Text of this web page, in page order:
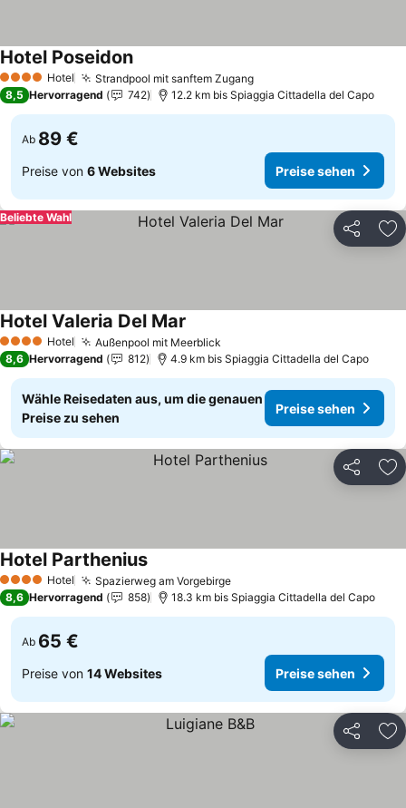
4 Sterne Hotel Strandpool mit sanftem ZugangPreise sehen
Hotel PoseidonPreise sehen
8,5 Hervorragend 742 12.2 km bis Spiaggia Cittadella del Capo
Ab 89 €
Preise von 6 Websites Preise sehen
Teilen
Beliebte Wahl
4 Sterne Hotel Außenpool mit Meerblick
Hotel Valeria Del Mar
8,6 Hervorragend 812 4.9 km bis Spiaggia Cittadella del Capo
Wähle Reisedaten aus, um die genauen
Preise zu sehen
Preise sehen
Teilen
4 Sterne Hotel Spazierweg am VorgebirgePreise sehen
Hotel PartheniusPreise sehen
8,6 Hervorragend 858 18.3 km bis Spiaggia Cittadella del Capo
Ab 65 €
Preise von 14 Websites Preise sehen
Teilen